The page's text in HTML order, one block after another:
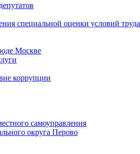
специальной оценки условий труда
Москве
коррупции
самоуправления
округа Перово